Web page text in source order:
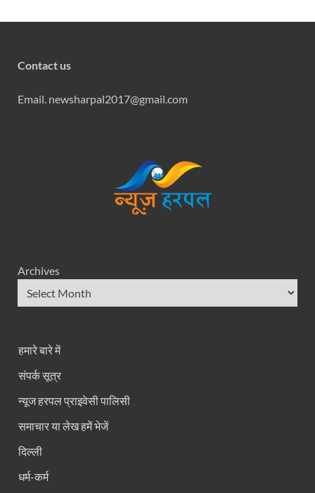
Contact us
Email. newsharpal2017@gmail.com
Archives
हमारे बारे में
संपर्क सूत्र
न्यूज हरपल प्राइवेसी पालिसी
समाचार या लेख हमें भेजें
दिल्ली
धर्म-कर्म